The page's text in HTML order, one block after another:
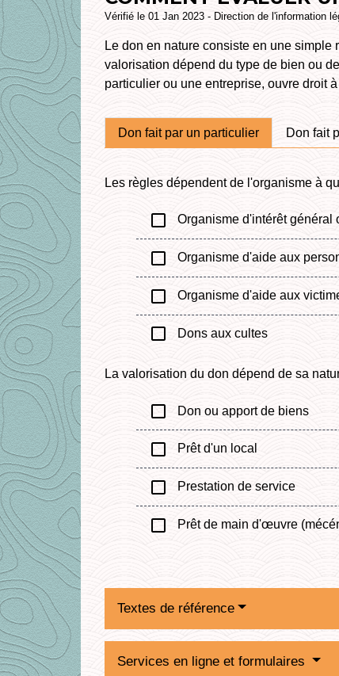
Vérifié le 01 Jan 2023 - Direction de l'information
Le don en nature consiste en une
valorisation dépend du type de bien ou
particulier ou une entreprise, ouvre droit
Don fait par un particulier Don fait
Les règles dépendent de l'organisme à
check_box_outline_blank Organisme d'intérêt
check_box_outline_blank Organisme d'aide aux
check_box_outline_blank Organisme d'aide aux
check_box_outline_blank Dons aux cultes
La valorisation du don dépend de sa
check_box_outline_blank Don ou apport de biens
check_box_outline_blank Prêt d'un local
check_box_outline_blank Prestation de service
check_box_outline_blank Prêt de main d'œuvre
Textes de référence
Services en ligne et formulaires